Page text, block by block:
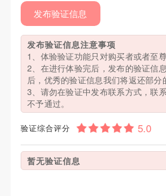
发布验证信息
发布验证信息注意事项
1、体验验证功能只对购买者或者至尊
2、在进行体验完后，发布的验证信
后，优秀的验证信息我们将返还部分
3、请勿在验证中发布联系方式，联
不予通过。
验证综合评分
暂无验证信息